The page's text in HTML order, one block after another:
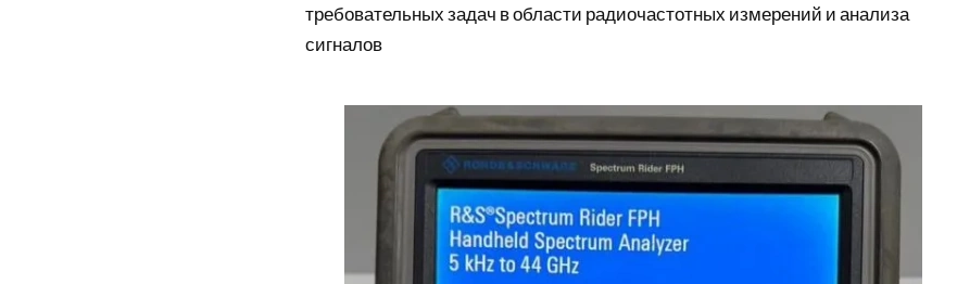
требовательных задач в области радиочастотных измерений и анализа
сигналов